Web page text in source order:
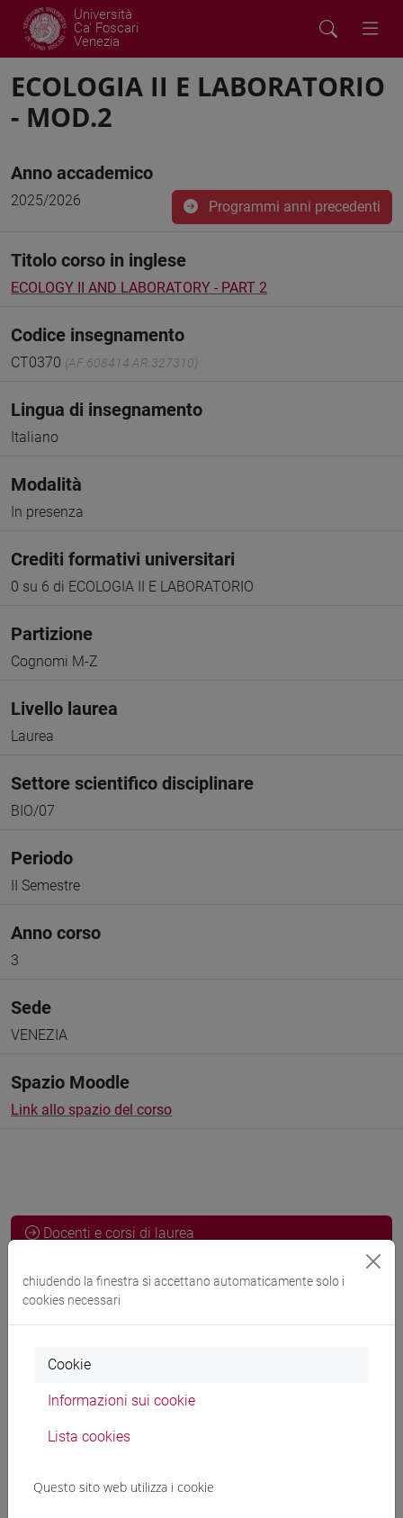
Università
Ca' Foscari
Venezia
ECOLOGIA II E LABORATORIO
- MOD.2
Anno accademico
2025/2026 Programmi anni precedenti
Titolo corso in inglese
ECOLOGY II AND LABORATORY - PART 2
Codice insegnamento
CT0370 (AF:608414 AR:327310)
Lingua di insegnamento
Italiano
Modalità
In presenza
Crediti formativi universitari
0 su 6 di ECOLOGIA II E LABORATORIO
Partizione
Cognomi M-Z
Livello laurea
Laurea
Settore scientifico disciplinare
BIO/07
Periodo
II Semestre
Anno corso
3
Sede
VENEZIA
Spazio Moodle
Link allo spazio del corso
Docenti e corsi di laurea
VOLPI GHIRARDINI Annamaria
chiudendo la finestra si accettano automaticamente solo i
cookies necessari
Cookie
Informazioni sui cookie
Lista cookies
Questo sito web utilizza i cookie